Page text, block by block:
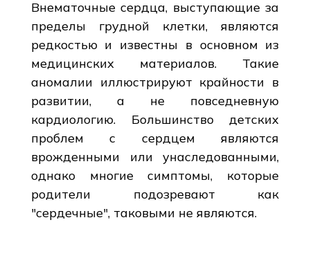
Внематочные сердца, выступающие за
пределы грудной клетки, являются
редкостью и известны в основном из
медицинских материалов. Такие
аномалии иллюстрируют крайности в
развитии, а не повседневную
кардиологию. Большинство детских
проблем с сердцем являются
врожденными или унаследованными,
однако многие симптомы, которые
родители подозревают как
"сердечные", таковыми не являются.